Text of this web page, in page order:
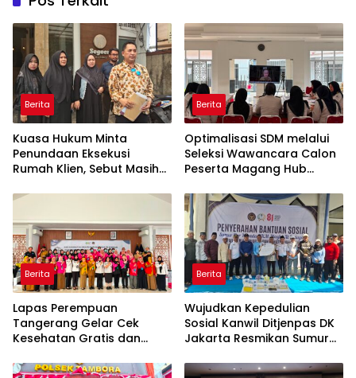
Berita
Kuasa Hukum Minta
Penundaan Eksekusi
Rumah Klien, Sebut Masih
Hukum yang Berjalan
Berita
Optimalisasi SDM melalui
Seleksi Wawancara Calon
Peserta Magang Hub
2026
Berita
Lapas Perempuan
Tangerang Gelar Cek
Kesehatan Gratis dan
DNA bagi Petugas dan
Berita
Wujudkan Kepedulian
Sosial Kanwil Ditjenpas DK
Jakarta Resmikan Sumur